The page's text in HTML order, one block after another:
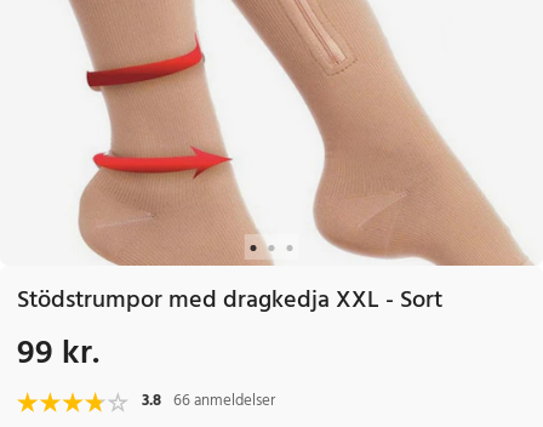
Stödstrumpor med dragkedja XXL - Sort
Pris: 99 kr.
99 kr.
3.8 66 anmeldelser